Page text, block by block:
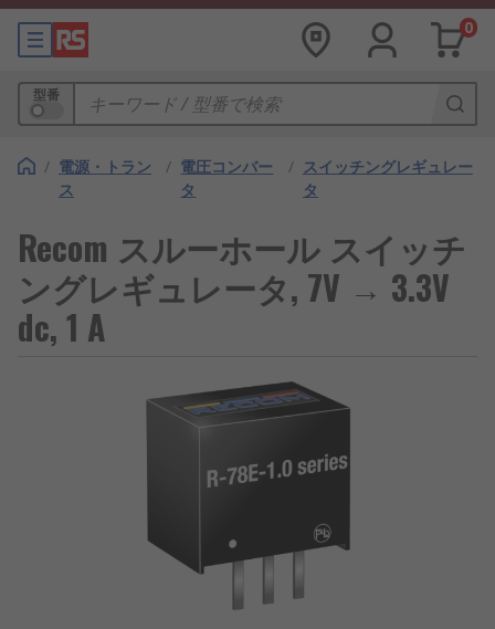
0
型番
/ 電源・トラン
ス
/ 電圧コンバー
タ
/ スイッチングレギュレー
タ
Recom スルーホール スイッチ
ングレギュレータ, 7V → 3.3V
dc, 1 A